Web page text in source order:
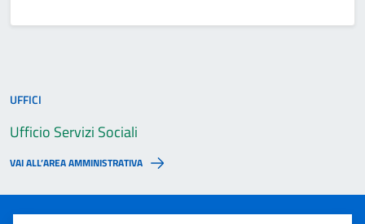
UFFICI
Ufficio Servizi Sociali
VAI ALL’AREA AMMINISTRATIVA